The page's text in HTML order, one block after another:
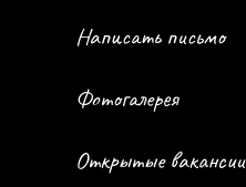
Написать письмо
Фотогалерея
Открытые вакансии